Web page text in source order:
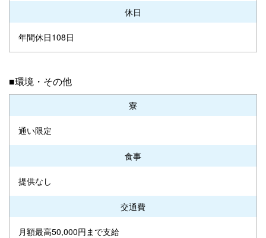
休日
年間休日108日
■環境・その他
寮
通い限定
食事
提供なし
交通費
月額最高50,000円まで支給